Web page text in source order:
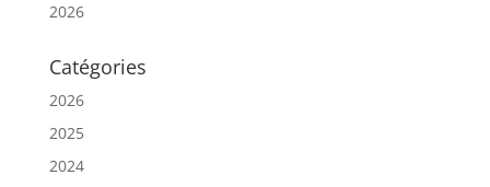
2026
Catégories
2026
2025
2024